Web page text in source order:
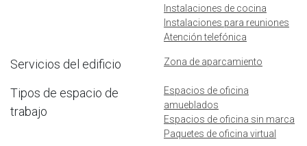
Instalaciones de cocina
Instalaciones para reuniones
Atención telefónica
Servicios del edificio Zona de aparcamiento
Tipos de espacio de
trabajo
Espacios de oficina
amueblados
Espacios de oficina sin marca
Paquetes de oficina virtual